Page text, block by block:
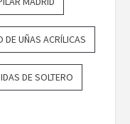
DE UÑAS ACRÍLICAS
DE SOLTERO